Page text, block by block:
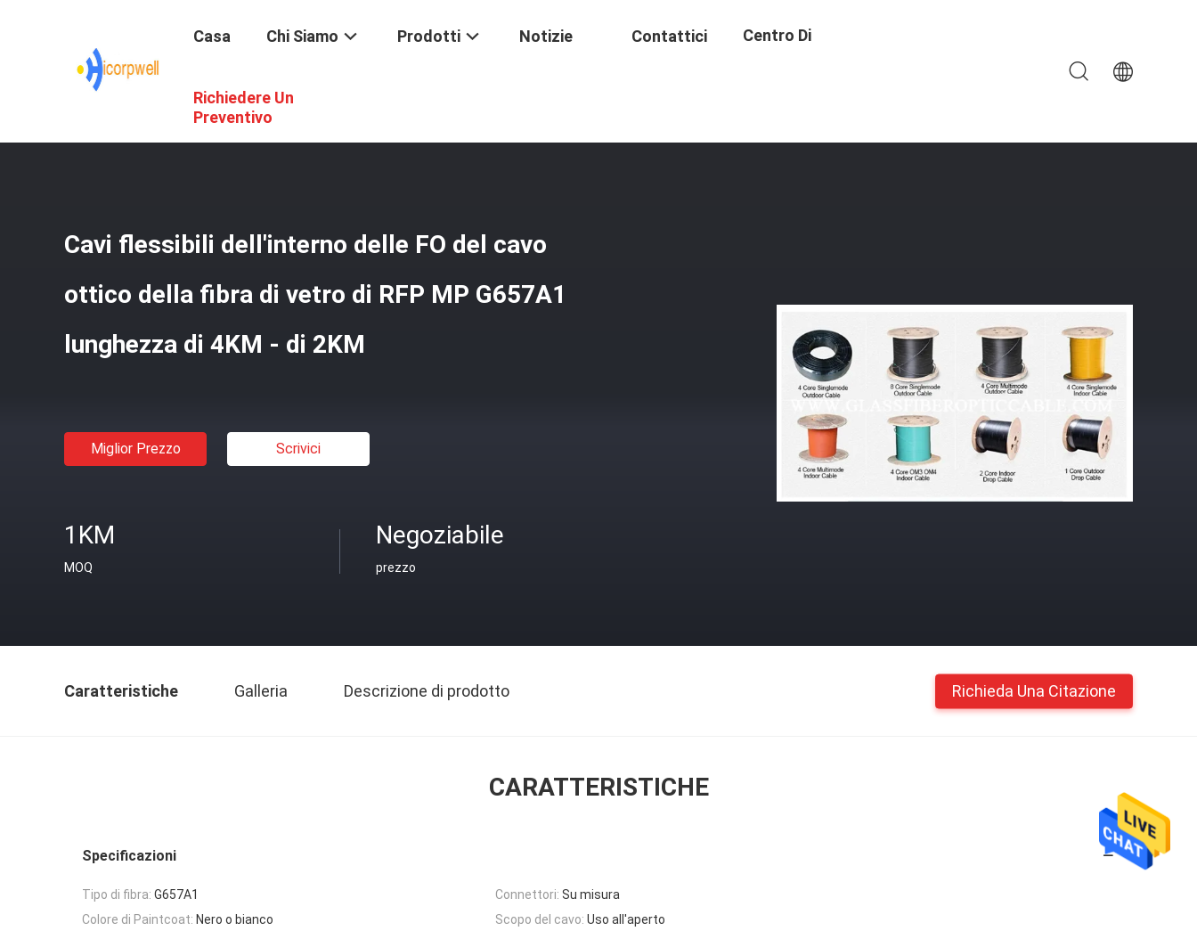
Casa Chi Siamo Prodotti Notizie Contattici Centro Di
Richiedere Un
Preventivo
Cavo Ottico Della Fibra Di Vetro
Cavi flessibili dell'interno delle FO del cavo
ottico della fibra di vetro di RFP MP G657A1
lunghezza di 4KM - di 2KM
Miglior Prezzo Scrivici
1KM
MOQ
Negoziabile
prezzo
Caratteristiche Galleria Descrizione di prodotto Richieda Una Citazione
CARATTERISTICHE
Specificazioni
Tipo di fibra: G657A1 Connettori: Su misura
Colore di Paintcoat: Nero o bianco Scopo del cavo: Uso all'aperto